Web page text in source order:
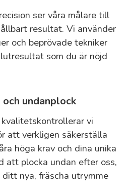
ser våra målare till
resultat. Vi använder
och beprövade tekniker
som du är nöjd
undanplock
vi
att verkligen säkerställa
höga krav och dina unika
att plocka undan efter oss,
nya, fräscha utrymme